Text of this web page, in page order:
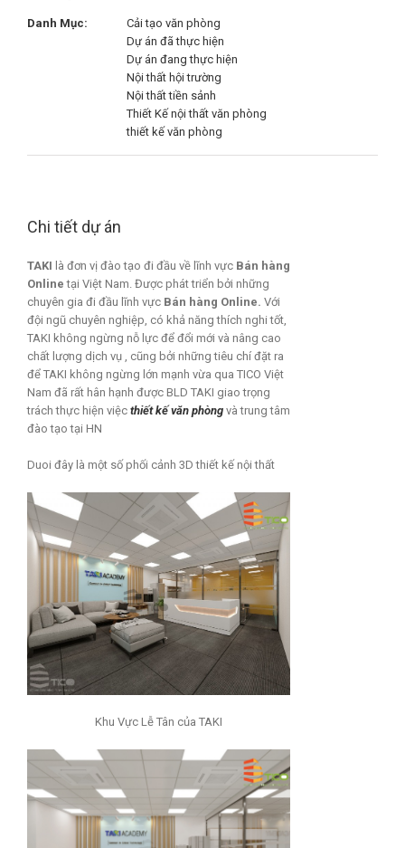
Danh Mục:
Cải tạo văn phòng
Dự án đã thực hiện
Dự án đang thực hiện
Nội thất hội trường
Nội thất tiền sảnh
Thiết Kế nội thất văn phòng
thiết kế văn phòng
Chi tiết dự án
TAKI là đơn vị đào tạo đi đầu về lĩnh vực Bán hàng
Online tại Việt Nam. Được phát triển bởi những
chuyên gia đi đầu lĩnh vực Bán hàng Online. Với
đội ngũ chuyên nghiệp, có khả năng thích nghi tốt,
TAKI không ngừng nỗ lực để đổi mới và nâng cao
chất lượng dịch vụ , cũng bởi những tiêu chí đặt ra
để TAKI không ngừng lớn mạnh vừa qua TICO Việt
Nam đã rất hân hạnh được BLD TAKI giao trọng
trách thực hiện việc thiết kế văn phòng và trung tâm
đào tạo tại HN
Duoi đây là một số phối cảnh 3D thiết kế nội thất
Khu Vực Lễ Tân của TAKI